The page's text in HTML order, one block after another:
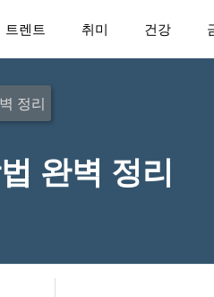
트렌트 취미 건강
정리
완벽 정리